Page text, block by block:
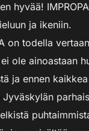
hyvää!
ja ikeniin.
on todella
ei ole ainoastaan
ja ennen